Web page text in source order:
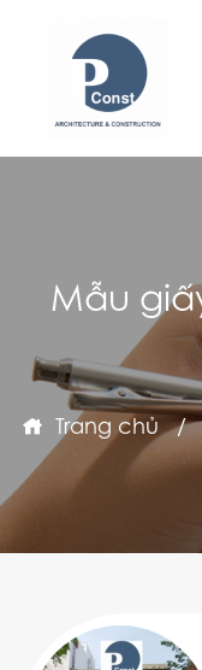
Mẫu
Trang chủ /